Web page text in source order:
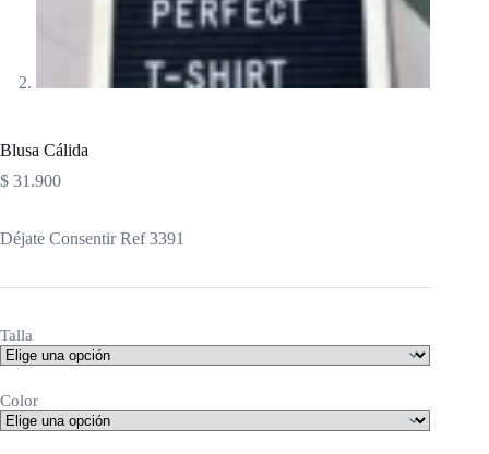
Blusa Cálida
$ 31.900
Déjate Consentir Ref 3391
Talla
Color